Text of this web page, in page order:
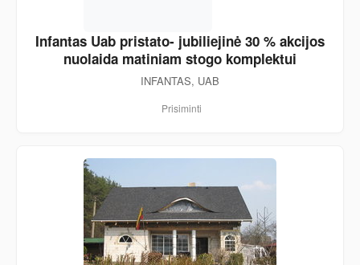
Infantas Uab pristato- jubiliejinė 30 % akcijos
nuolaida matiniam stogo komplektui
INFANTAS, UAB
Prisiminti